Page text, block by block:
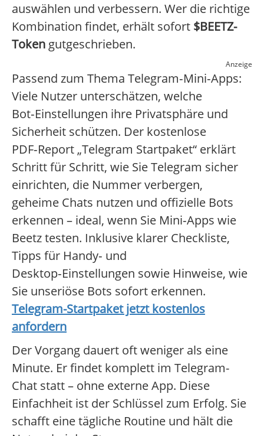
auswählen und verbessern. Wer die richtige
Kombination findet, erhält sofort $BEETZ-
Token gutgeschrieben.
Anzeige
Passend zum Thema Telegram‑Mini‑Apps:
Viele Nutzer unterschätzen, welche
Bot‑Einstellungen ihre Privatsphäre und
Sicherheit schützen. Der kostenlose
PDF‑Report „Telegram Startpaket“ erklärt
Schritt für Schritt, wie Sie Telegram sicher
einrichten, die Nummer verbergen,
geheime Chats nutzen und offizielle Bots
erkennen – ideal, wenn Sie Mini‑Apps wie
Beetz testen. Inklusive klarer Checkliste,
Tipps für Handy‑ und
Desktop‑Einstellungen sowie Hinweise, wie
Sie unseriöse Bots sofort erkennen.
Telegram-Startpaket jetzt kostenlos
anfordern
Der Vorgang dauert oft weniger als eine
Minute. Er findet komplett im Telegram-
Chat statt – ohne externe App. Diese
Einfachheit ist der Schlüssel zum Erfolg. Sie
schafft eine tägliche Routine und hält die